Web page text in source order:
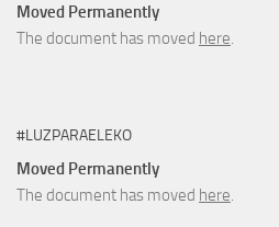
Moved Permanently
The document has moved here.
#LUZPARAELEKO
Moved Permanently
The document has moved here.